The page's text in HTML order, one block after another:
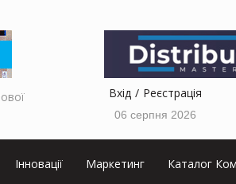
Вхід Реєстрація
06 серпня 2026
Інновації Маркетинг Каталог